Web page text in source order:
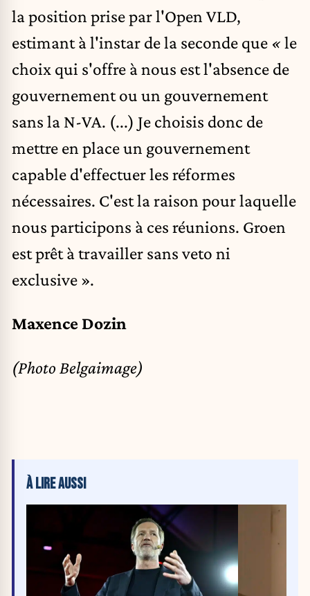
la position prise par l'Open VLD,
estimant à l'instar de la seconde que « le
choix qui s'offre à nous est l'absence de
gouvernement ou un gouvernement
sans la N-VA. (...) Je choisis donc de
mettre en place un gouvernement
capable d'effectuer les réformes
nécessaires. C'est la raison pour laquelle
nous participons à ces réunions. Groen
est prêt à travailler sans veto ni
exclusive ».
Maxence Dozin
(Photo Belgaimage)
À LIRE AUSSI